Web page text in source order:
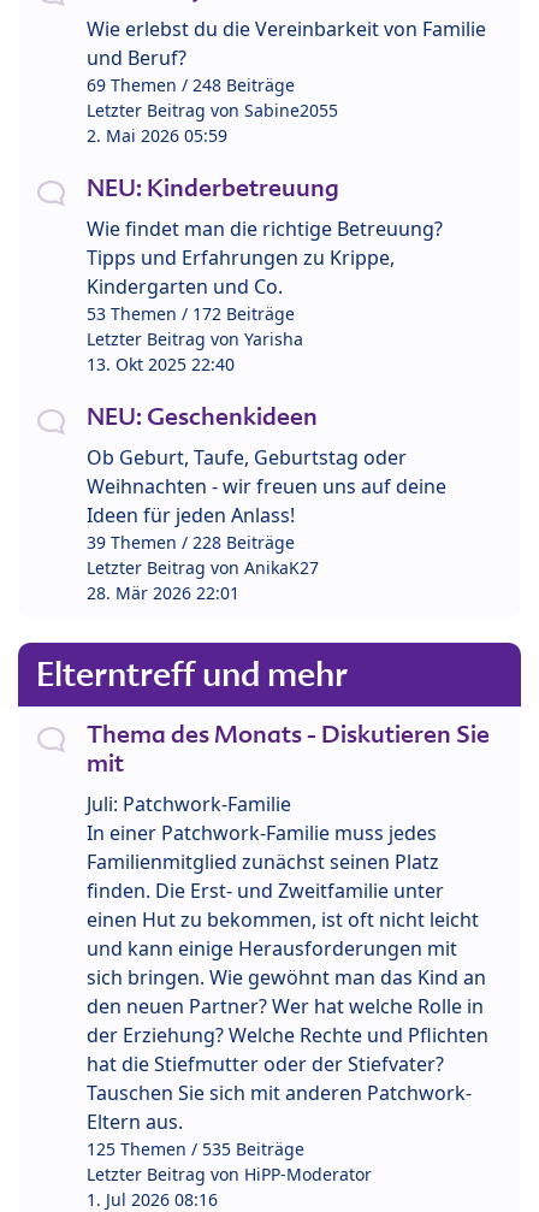
Wie erlebst du die Vereinbarkeit von Familie
und Beruf?
69 Themen / 248 Beiträge
Letzter Beitrag von Sabine2055
2. Mai 2026 05:59
NEU: Kinderbetreuung
Wie findet man die richtige Betreuung?
Tipps und Erfahrungen zu Krippe,
Kindergarten und Co.
53 Themen / 172 Beiträge
Letzter Beitrag von Yarisha
13. Okt 2025 22:40
NEU: Geschenkideen
Ob Geburt, Taufe, Geburtstag oder
Weihnachten - wir freuen uns auf deine
Ideen für jeden Anlass!
39 Themen / 228 Beiträge
Letzter Beitrag von AnikaK27
28. Mär 2026 22:01
Elterntreff und mehr
Thema des Monats - Diskutieren Sie
mit
Juli: Patchwork-Familie
In einer Patchwork-Familie muss jedes
Familienmitglied zunächst seinen Platz
finden. Die Erst- und Zweitfamilie unter
einen Hut zu bekommen, ist oft nicht leicht
und kann einige Herausforderungen mit
sich bringen. Wie gewöhnt man das Kind an
den neuen Partner? Wer hat welche Rolle in
der Erziehung? Welche Rechte und Pflichten
hat die Stiefmutter oder der Stiefvater?
Tauschen Sie sich mit anderen Patchwork-
Eltern aus.
125 Themen / 535 Beiträge
Letzter Beitrag von HiPP-Moderator
1. Jul 2026 08:16